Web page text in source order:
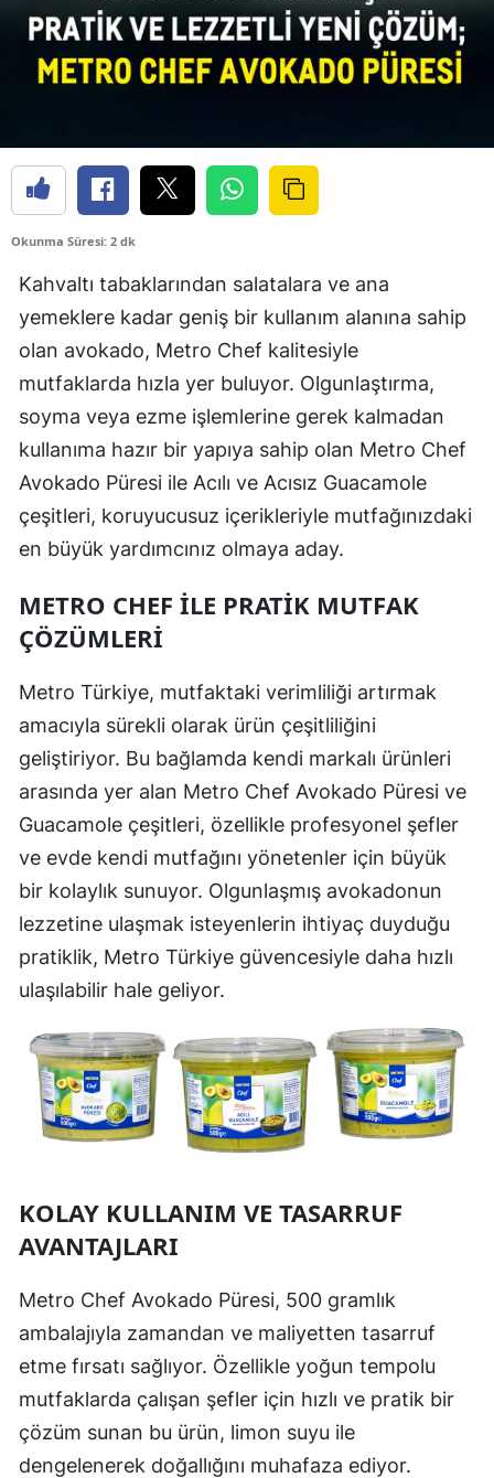
Okunma Süresi: 2 dk
Kahvaltı tabaklarından salatalara ve ana
yemeklere kadar geniş bir kullanım alanına sahip
olan avokado, Metro Chef kalitesiyle
mutfaklarda hızla yer buluyor. Olgunlaştırma,
soyma veya ezme işlemlerine gerek kalmadan
kullanıma hazır bir yapıya sahip olan Metro Chef
Avokado Püresi ile Acılı ve Acısız Guacamole
çeşitleri, koruyucusuz içerikleriyle mutfağınızdaki
en büyük yardımcınız olmaya aday.
METRO CHEF ILE PRATIK MUTFAK
ÇÖZÜMLERI
Metro Türkiye, mutfaktaki verimliliği artırmak
amacıyla sürekli olarak ürün çeşitliliğini
geliştiriyor. Bu bağlamda kendi markalı ürünleri
arasında yer alan Metro Chef Avokado Püresi ve
Guacamole çeşitleri, özellikle profesyonel şefler
ve evde kendi mutfağını yönetenler için büyük
bir kolaylık sunuyor. Olgunlaşmış avokadonun
lezzetine ulaşmak isteyenlerin ihtiyaç duyduğu
pratiklik, Metro Türkiye güvencesiyle daha hızlı
ulaşılabilir hale geliyor.
KOLAY KULLANIM VE TASARRUF
AVANTAJLARI
Metro Chef Avokado Püresi, 500 gramlık
ambalajıyla zamandan ve maliyetten tasarruf
etme fırsatı sağlıyor. Özellikle yoğun tempolu
mutfaklarda çalışan şefler için hızlı ve pratik bir
çözüm sunan bu ürün, limon suyu ile
dengelenerek doğallığını muhafaza ediyor.